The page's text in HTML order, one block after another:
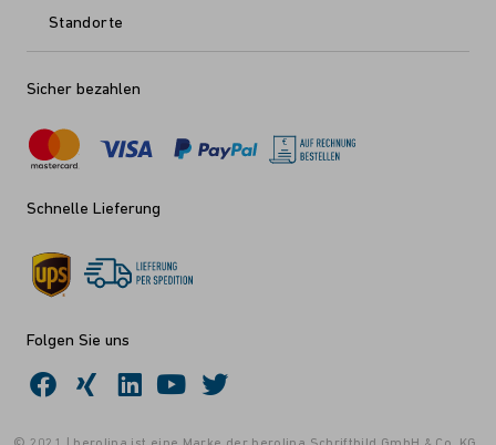
Standorte
Sicher bezahlen
Schnelle Lieferung
Folgen Sie uns